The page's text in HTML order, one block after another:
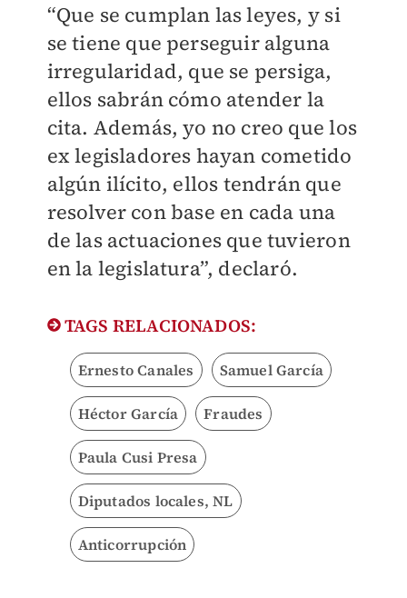
“Que se cumplan las leyes, y si
se tiene que perseguir alguna
irregularidad, que se persiga,
ellos sabrán cómo atender la
cita. Además, yo no creo que los
ex legisladores hayan cometido
algún ilícito, ellos tendrán que
resolver con base en cada una
de las actuaciones que tuvieron
en la legislatura”, declaró.
TAGS RELACIONADOS:
Ernesto Canales Samuel García
Héctor García Fraudes
Paula Cusi Presa
Diputados locales, NL
Anticorrupción